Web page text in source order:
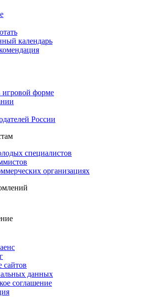
календарь
форме
России
специалистов
организациях
сайтов
данных
соглашение